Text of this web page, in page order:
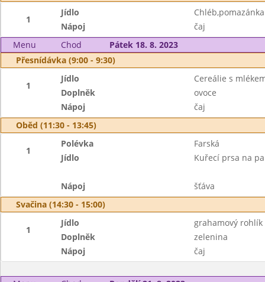
1
Jídlo
Nápoj
čaj
Menu
Chod
Pátek 18. 8. 2023
Přesnídávka (9:00 - 9:30)
1
Jídlo
Cereálie s
Doplněk
ovoce
Nápoj
čaj
Oběd (11:30 - 13:45)
1
Polévka
Farská
Jídlo
Kuřecí prsa na
Nápoj
šťáva
Svačina (14:30 - 15:00)
1
Jídlo
grahamový
Doplněk
zelenina
Nápoj
čaj